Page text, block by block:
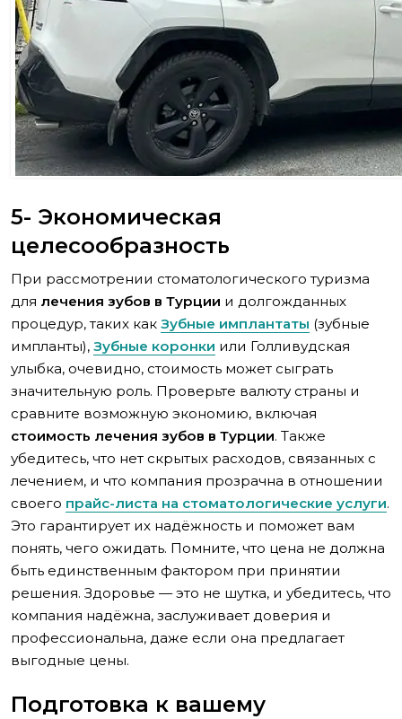
5- Экономическая
целесообразность
При рассмотрении стоматологического туризма
для лечения зубов в Турции и долгожданных
процедур, таких как Зубные имплантаты (зубные
импланты), Зубные коронки или Голливудская
улыбка, очевидно, стоимость может сыграть
значительную роль. Проверьте валюту страны и
сравните возможную экономию, включая
стоимость лечения зубов в Турции. Также
убедитесь, что нет скрытых расходов, связанных с
лечением, и что компания прозрачна в отношении
своего прайс-листа на стоматологические услуги.
Это гарантирует их надёжность и поможет вам
понять, чего ожидать. Помните, что цена не должна
быть единственным фактором при принятии
решения. Здоровье — это не шутка, и убедитесь, что
компания надёжна, заслуживает доверия и
профессиональна, даже если она предлагает
выгодные цены.
Подготовка к вашему